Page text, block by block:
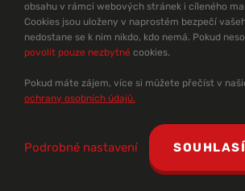
Splňující platné protipožární
obsahu v rámci webových stránek i cíleného
Cookies jsou uloženy v naprostém bezpečí
nedostane se k nim nikdo, kdo nemá. Pokud
povolit pouze nezbytné cookies.
Pokud máte zájem, více si můžete přečíst v
ochrany osobních údajů.
Podrobné nastavení